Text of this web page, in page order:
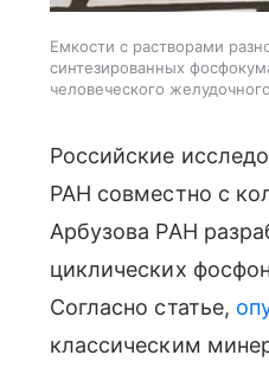
Емкости с растворами
синтезированных
человеческого
Российские
РАН совместно с
Арбузова РАН
циклических
Согласно статье,
классическим